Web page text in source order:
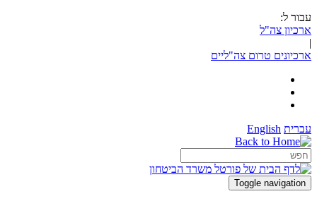
עבור ל:
ארכיון צה"ל
|
ארכיונים טרום צה"ליים
עברית English
Toggle navigation